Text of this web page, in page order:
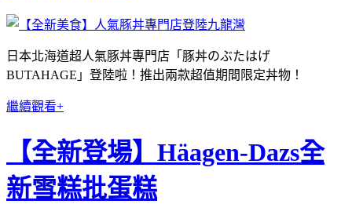
日本北海道超人氣豚丼專門店「豚丼のぶたはげ
BUTAHAGE」登陸啦！推出兩款超值期間限定丼物！
繼續觀看+
【全新登場】Häagen-Dazs全
新雪糕批蛋糕